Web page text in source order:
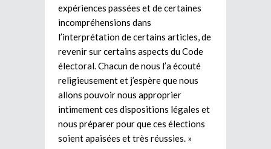
expériences passées et de certaines
incompréhensions dans
l’interprétation de certains articles, de
revenir sur certains aspects du Code
électoral. Chacun de nous l’a écouté
religieusement et j’espère que nous
allons pouvoir nous approprier
intimement ces dispositions légales et
nous préparer pour que ces élections
soient apaisées et très réussies. »